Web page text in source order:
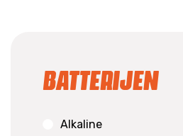
Batterijen
Alkaline